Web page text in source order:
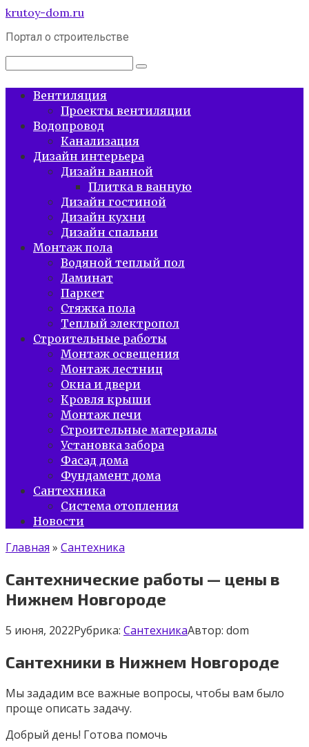
Перейти
контенту
krutoy-dom.ru
Портал о строительстве
Поиск:
Вентиляция
Проекты вентиляции
Водопровод
Канализация
Дизайн интерьера
Дизайн ванной
Плитка в ванную
Дизайн гостиной
Дизайн кухни
Дизайн спальни
Монтаж пола
Водяной теплый пол
Ламинат
Паркет
Стяжка пола
Теплый электропол
Строительные работы
Монтаж освещения
Монтаж лестниц
Окна и двери
Кровля крыши
Монтаж печи
Строительные материалы
Установка забора
Фасад дома
Фундамент дома
Сантехника
Система отопления
Новости
Главная » Сантехника
Сантехнические работы — цены в
Нижнем Новгороде
5 июня, 2022Рубрика: СантехникаАвтор: dom
Сантехники в Нижнем Новгороде
Мы зададим все важные вопросы, чтобы вам было
проще описать задачу.
Добрый день! Готова помочь